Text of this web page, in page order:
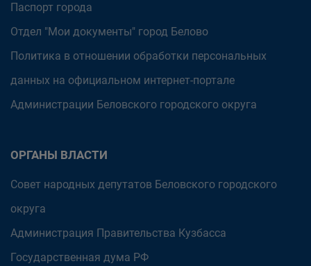
Паспорт города
Отдел "Мои документы" город Белово
Политика в отношении обработки персональных
данных на официальном интернет-портале
Администрации Беловского городского округа
ОРГАНЫ ВЛАСТИ
Совет народных депутатов Беловского городского
округа
Администрация Правительства Кузбасса
Государственная дума РФ